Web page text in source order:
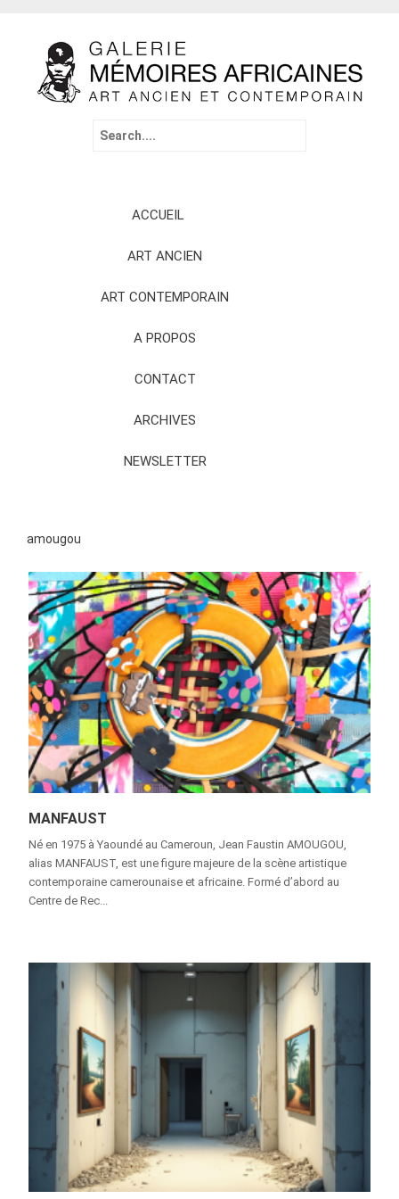
Search
ACCUEIL
ART ANCIEN
ART CONTEMPORAIN
A PROPOS
CONTACT
ARCHIVES
NEWSLETTER
amougou
MANFAUST
Né en 1975 à Yaoundé au Cameroun, Jean Faustin AMOUGOU,
alias MANFAUST, est une figure majeure de la scène artistique
contemporaine camerounaise et africaine. Formé d’abord au
Centre de Rec...